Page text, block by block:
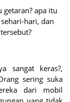
getaran? apa itu
hari, dan
sangat keras?,
sering suka
dari mobil